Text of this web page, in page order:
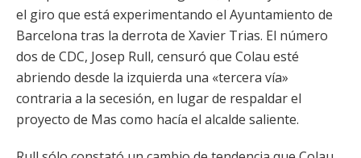
el giro que está experimentando el Ayuntamiento de
Barcelona tras la derrota de Xavier Trias. El número
dos de CDC, Josep Rull, censuró que Colau esté
abriendo desde la izquierda una «tercera vía»
contraria a la secesión, en lugar de respaldar el
proyecto de Mas como hacía el alcalde saliente.